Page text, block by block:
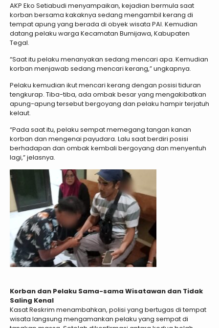
AKP Eko Setiabudi menyampaikan, kejadian bermula saat
korban bersama kakaknya sedang mengambil kerang di
tempat apung yang berada di obyek wisata PAI. Kemudian
datang pelaku warga Kecamatan Bumijawa, Kabupaten
Tegal.
“Saat itu pelaku menanyakan sedang mencari apa. Kemudian
korban menjawab sedang mencari kerang,” ungkapnya.
Pelaku kemudian ikut mencari kerang dengan posisi tiduran
tengkurap. Tiba-tiba, ada ombak besar yang mengakibatkan
apung-apung tersebut bergoyang dan pelaku hampir terjatuh
kelaut.
“Pada saat itu, pelaku sempat memegang tangan kanan
korban dan mengenai payudara. Lalu saat berdiri posisi
berhadapan dan ombak kembali bergoyang dan menyentuh
lagi,” jelasnya.
Korban dan Pelaku Sama-sama Wisatawan dan Tidak
Saling Kenal
Kasat Reskrim menambahkan, polisi yang bertugas di tempat
wisata langsung mengamankan pelaku yang sempat di